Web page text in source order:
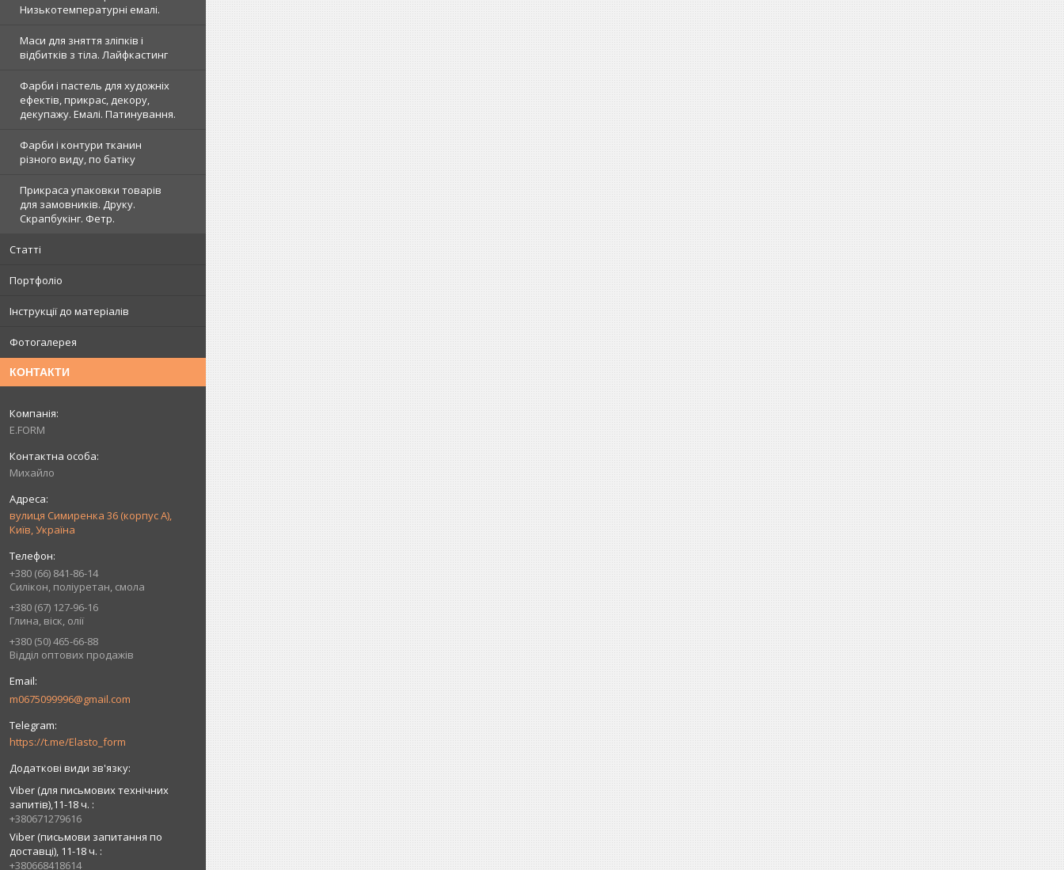
Низькотемпературні емалі.
Маси для зняття зліпків і
відбитків з тіла. Лайфкастинг
Фарби і пастель для художніх
ефектів, прикрас, декору,
декупажу. Емалі. Патинування.
Фарби і контури тканин
різного виду, по батіку
Прикраса упаковки товарів
для замовників. Друку.
Скрапбукінг. Фетр.
Статті
Портфоліо
Інструкції до матеріалів
Фотогалерея
КОНТАКТИ
E.FORM
Михайло
вулиця Симиренка 36 (корпус А),
Київ, Україна
+380 (66) 841-86-14
Силікон, поліуретан, смола
+380 (67) 127-96-16
Глина, віск, олії
+380 (50) 465-66-88
Відділ оптових продажів
m0675099996@gmail.com
https://t.me/Elasto_form
Viber (для письмових технічних
запитів),11-18 ч.
+380671279616
Viber (письмови запитання по
доставці), 11-18 ч.
+380668418614